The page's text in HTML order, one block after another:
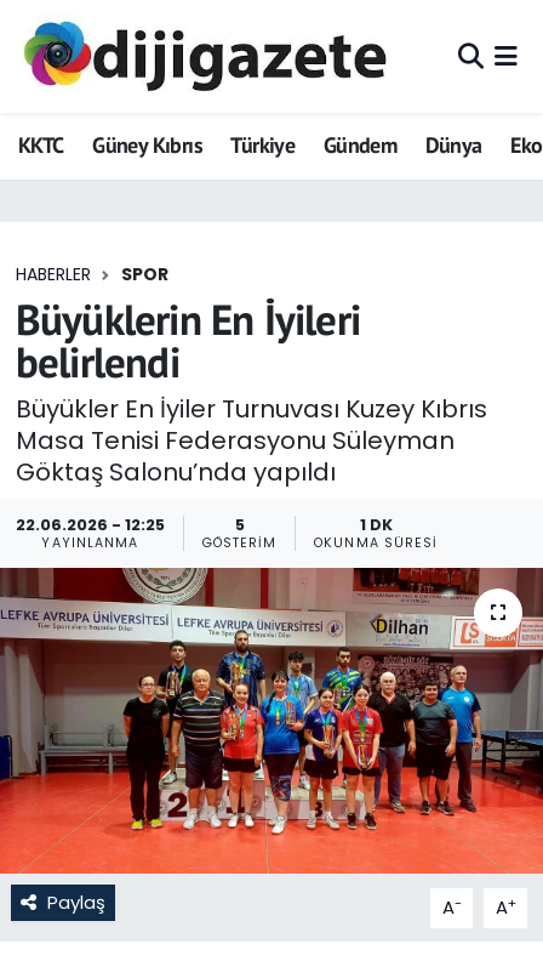
KKTC Güney Kıbrıs Türkiye Gündem Dünya
HABERLER SPOR
Büyüklerin En İyileri
belirlendi
Büyükler En İyiler Turnuvası Kuzey Kıbrıs
Masa Tenisi Federasyonu Süleyman
Göktaş Salonu’nda yapıldı
22.06.2026 - 12:25
YAYINLANMA
5
GÖSTERIM
1 DK
OKUNMA SÜRESI
Paylaş A- A+
ADVERTORIAL
Dijigazete
Eğitim
Ekonomi
Foto Galeri
GEZİ
Güncel
Gündem
KKTC
KKTC YEREL SEÇİM 2018
Kültür Sanat
Magazin
Moda
Hava Durumu
Trafik Durumu
Tüm Manşetler
Son Dakika Haberleri
Haber Arşivi